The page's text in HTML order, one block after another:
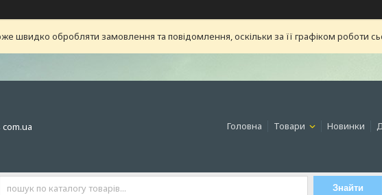
швидко обробляти замовлення та повідомлення, оскільки за її графіком роботи
Головна Товари Новинки
Знайти